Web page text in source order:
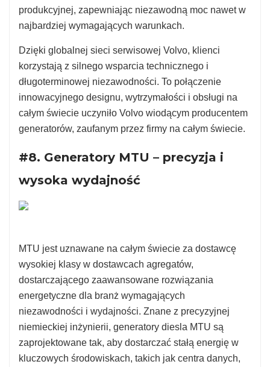
produkcyjnej, zapewniając niezawodną moc nawet w
najbardziej wymagających warunkach.
Dzięki globalnej sieci serwisowej Volvo, klienci
korzystają z silnego wsparcia technicznego i
długoterminowej niezawodności. To połączenie
innowacyjnego designu, wytrzymałości i obsługi na
całym świecie uczyniło Volvo wiodącym producentem
generatorów, zaufanym przez firmy na całym świecie.
#8. Generatory MTU – precyzja i
wysoka wydajność
MTU jest uznawane na całym świecie za dostawcę
wysokiej klasy w dostawcach agregatów,
dostarczającego zaawansowane rozwiązania
energetyczne dla branż wymagających
niezawodności i wydajności. Znane z precyzyjnej
niemieckiej inżynierii, generatory diesla MTU są
zaprojektowane tak, aby dostarczać stałą energię w
kluczowych środowiskach, takich jak centra danych,